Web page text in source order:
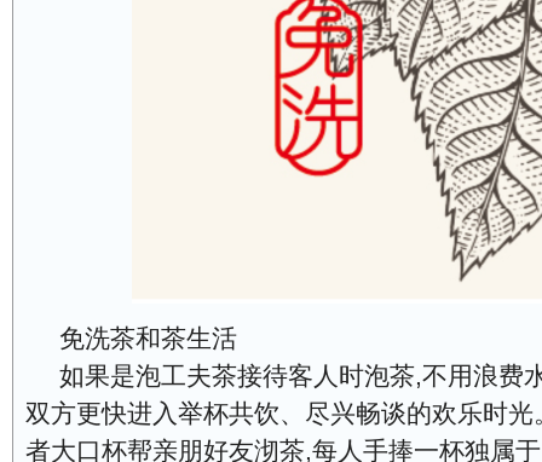
免洗茶和茶生活
如果是泡工夫茶接待客人时泡茶,不用浪费
双方更快进入举杯共饮、尽兴畅谈的欢乐时
者大口杯帮亲朋好友沏茶,每人手捧一杯独属